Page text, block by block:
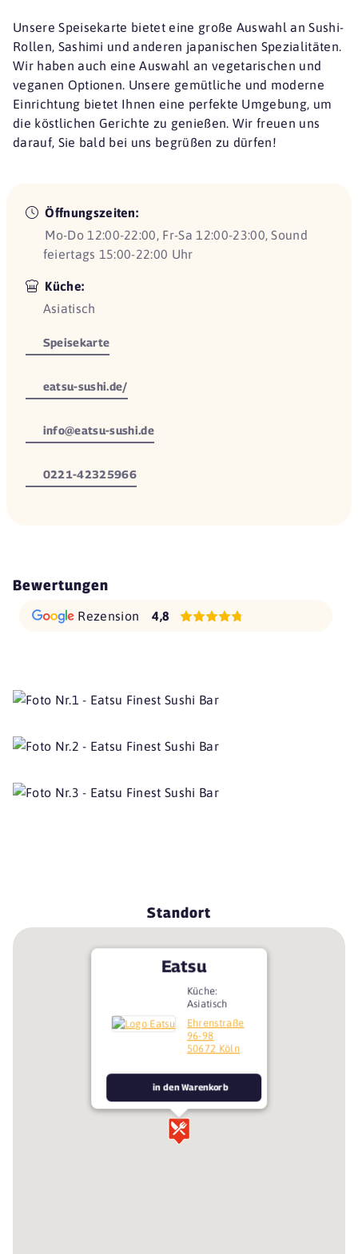
Unsere Speisekarte bietet eine große Auswahl an Sushi-
Rollen, Sashimi und anderen japanischen Spezialitäten.
Wir haben auch eine Auswahl an vegetarischen und
veganen Optionen. Unsere gemütliche und moderne
Einrichtung bietet Ihnen eine perfekte Umgebung, um
die köstlichen Gerichte zu genießen. Wir freuen uns
darauf, Sie bald bei uns begrüßen zu dürfen!
Öffnungszeiten:
Mo-Do 12:00-22:00, Fr-Sa 12:00-23:00, Sound
feiertags 15:00-22:00 Uhr
Küche:
Asiatisch
Speisekarte
eatsu-sushi.de/
info@eatsu-sushi.de
0221-42325966
Bewertungen
Rezension 4,8
Standort
Eatsu
Küche:
Asiatisch
Ehrenstraße
96-98
50672 Köln
in den Warenkorb